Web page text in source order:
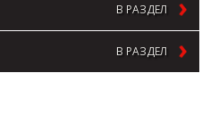
В РАЗДЕЛ
В РАЗДЕЛ